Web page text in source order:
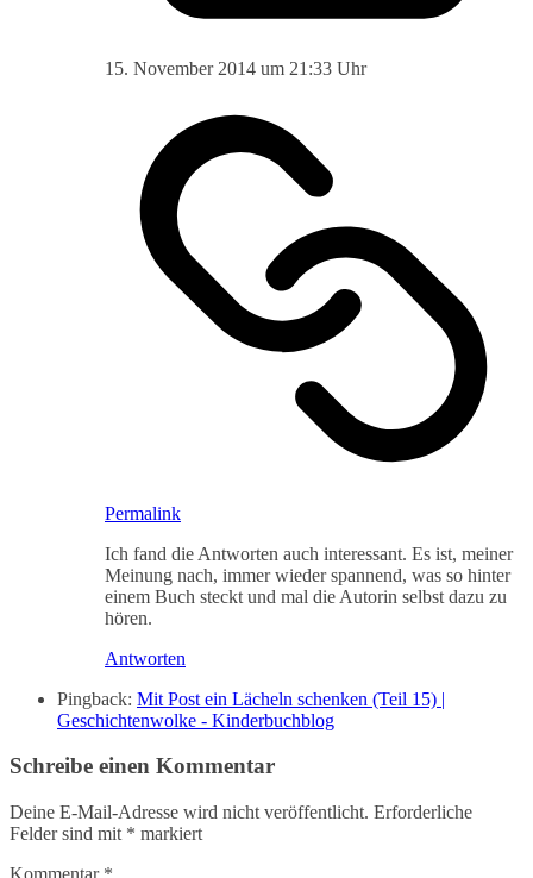
15. November 2014 um 21:33 Uhr
Permalink
Ich fand die Antworten auch interessant. Es ist, meiner
Meinung nach, immer wieder spannend, was so hinter
einem Buch steckt und mal die Autorin selbst dazu zu
hören.
Antworten
Pingback: Mit Post ein Lächeln schenken (Teil 15) |
Geschichtenwolke - Kinderbuchblog
Schreibe einen Kommentar
Deine E-Mail-Adresse wird nicht veröffentlicht. Erforderliche
Felder sind mit * markiert